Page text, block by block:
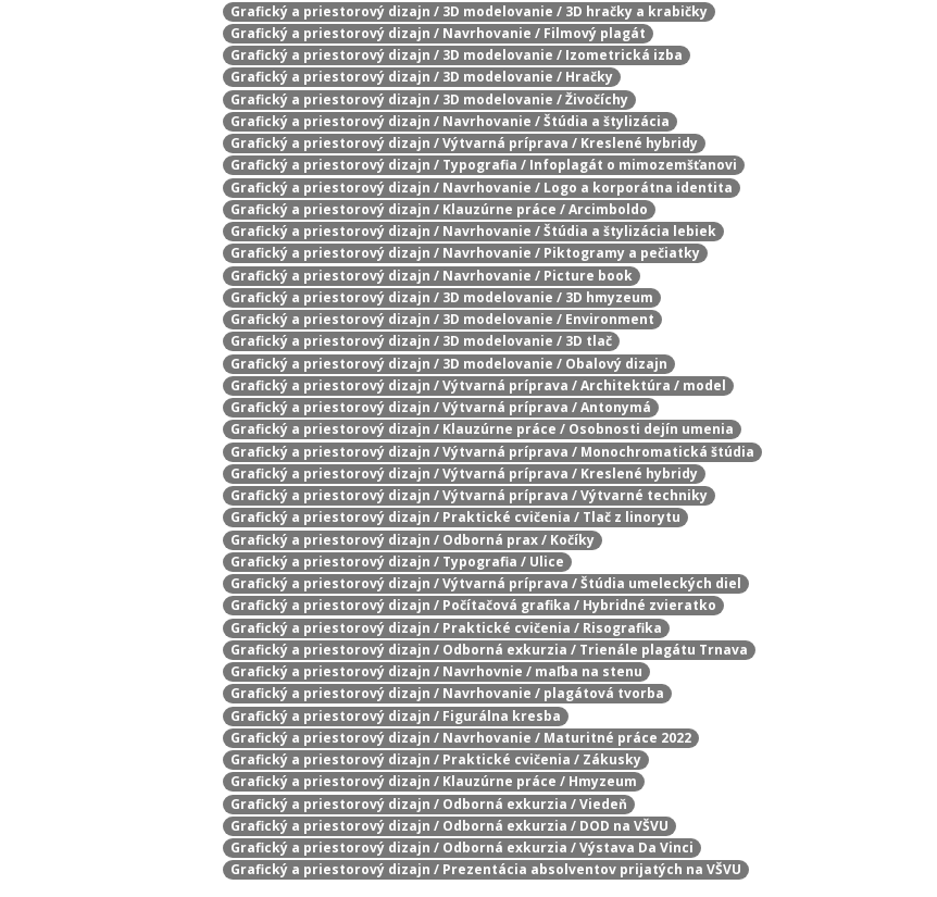
Grafický a priestorový dizajn / 3D modelovanie / 3D hračky a krabičky
Grafický a priestorový dizajn / Navrhovanie / Filmový plagát
Grafický a priestorový dizajn / 3D modelovanie / Izometrická izba
Grafický a priestorový dizajn / 3D modelovanie / Hračky
Grafický a priestorový dizajn / 3D modelovanie / Živočíchy
Grafický a priestorový dizajn / Navrhovanie / Štúdia a štylizácia
Grafický a priestorový dizajn / Výtvarná príprava / Kreslené hybridy
Grafický a priestorový dizajn / Typografia / Infoplagát o mimozemšťanovi
Grafický a priestorový dizajn / Navrhovanie / Logo a korporátna identita
Grafický a priestorový dizajn / Klauzúrne práce / Arcimboldo
Grafický a priestorový dizajn / Navrhovanie / Štúdia a štylizácia lebiek
Grafický a priestorový dizajn / Navrhovanie / Piktogramy a pečiatky
Grafický a priestorový dizajn / Navrhovanie / Picture book
Grafický a priestorový dizajn / 3D modelovanie / 3D hmyzeum
Grafický a priestorový dizajn / 3D modelovanie / Environment
Grafický a priestorový dizajn / 3D modelovanie / 3D tlač
Grafický a priestorový dizajn / 3D modelovanie / Obalový dizajn
Grafický a priestorový dizajn / Výtvarná príprava / Architektúra / model
Grafický a priestorový dizajn / Výtvarná príprava / Antonymá
Grafický a priestorový dizajn / Klauzúrne práce / Osobnosti dejín umenia
Grafický a priestorový dizajn / Výtvarná príprava / Monochromatická štúdia
Grafický a priestorový dizajn / Výtvarná príprava / Kreslené hybridy
Grafický a priestorový dizajn / Výtvarná príprava / Výtvarné techniky
Grafický a priestorový dizajn / Praktické cvičenia / Tlač z linorytu
Grafický a priestorový dizajn / Odborná prax / Kočíky
Grafický a priestorový dizajn / Typografia / Ulice
Grafický a priestorový dizajn / Výtvarná príprava / Štúdia umeleckých diel
Grafický a priestorový dizajn / Počítačová grafika / Hybridné zvieratko
Grafický a priestorový dizajn / Praktické cvičenia / Risografika
Grafický a priestorový dizajn / Odborná exkurzia / Trienále plagátu Trnava
Grafický a priestorový dizajn / Navrhovnie / maľba na stenu
Grafický a priestorový dizajn / Navrhovanie / plagátová tvorba
Grafický a priestorový dizajn / Figurálna kresba
Grafický a priestorový dizajn / Navrhovanie / Maturitné práce 2022
Grafický a priestorový dizajn / Praktické cvičenia / Zákusky
Grafický a priestorový dizajn / Klauzúrne práce / Hmyzeum
Grafický a priestorový dizajn / Odborná exkurzia / Viedeň
Grafický a priestorový dizajn / Odborná exkurzia / DOD na VŠVU
Grafický a priestorový dizajn / Odborná exkurzia / Výstava Da Vinci
Grafický a priestorový dizajn / Prezentácia absolventov prijatých na VŠVU